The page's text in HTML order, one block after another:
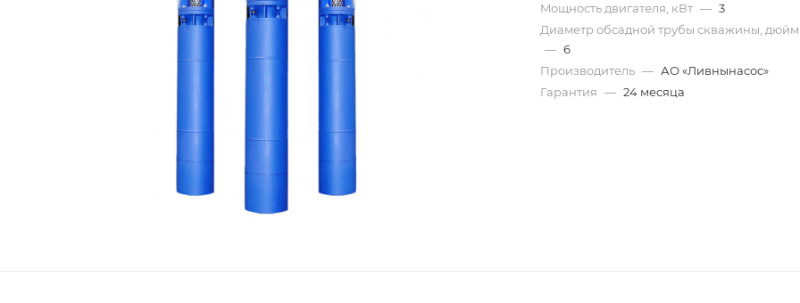
Mощность двигателя, кВт — 3
Диаметр обсадной трубы скважины, дюйм
— 6
Производитель — АО «Ливнынасос»
Гарантия — 24 месяца